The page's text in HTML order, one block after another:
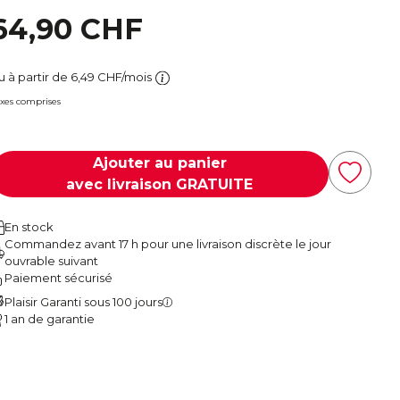
CHF
à partir de 6,49 CHF/mois
comprises
Ajouter au panier
avec livraison GRATUITE
En stock
Commandez avant 17 h pour une livraison discrète le jour
ouvrable suivant
Paiement sécurisé
Plaisir Garanti sous 100 jours
1 an de garantie